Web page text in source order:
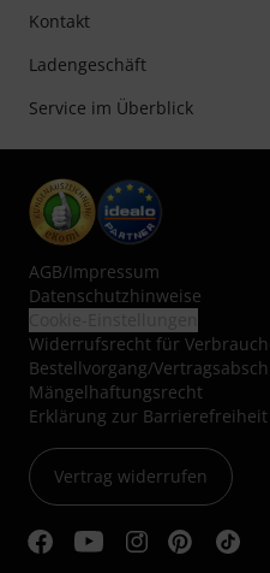
Kontakt
Ladengeschäft
Service im Überblick
AGB/Impressum
Datenschutzhinweise
Widerrufsrecht für
Bestellvorgang/
Mängelhaftungsrecht
Erklärung zur Barrierefreiheit
Vertrag widerrufen